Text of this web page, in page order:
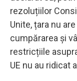
rezoluțiilor
Unite, țara nu
cumpărarea și
restricțiile
UE nu au ridicat